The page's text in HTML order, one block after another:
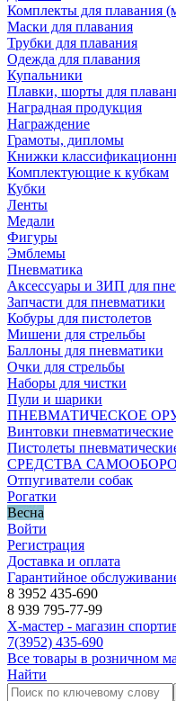
Комплекты для плавания
Маски для плавания
Трубки для плавания
Одежда для плавания
Купальники
Плавки, шорты для
Наградная продукция
Награждение
Грамоты, дипломы
Книжки
Комплектующие к кубкам
Кубки
Ленты
Медали
Фигуры
Эмблемы
Пневматика
Аксессуары и ЗИП для
Запчасти для пневматики
Кобуры для пистолетов
Мишени для стрельбы
Баллоны для пневматики
Очки для стрельбы
Наборы для чистки
Пули и шарики
ПНЕВМАТИЧЕСКОЕ
Винтовки пневматические
Пистолеты
СРЕДСТВА
Отпугиватели собак
Рогатки
Весна
Войти
Регистрация
Доставка и оплата
Гарантийное
8 3952 435-690
8 939 795-77-99
Х-мастер - магазин
7(3952) 435-690
Все товары в розничном
Найти